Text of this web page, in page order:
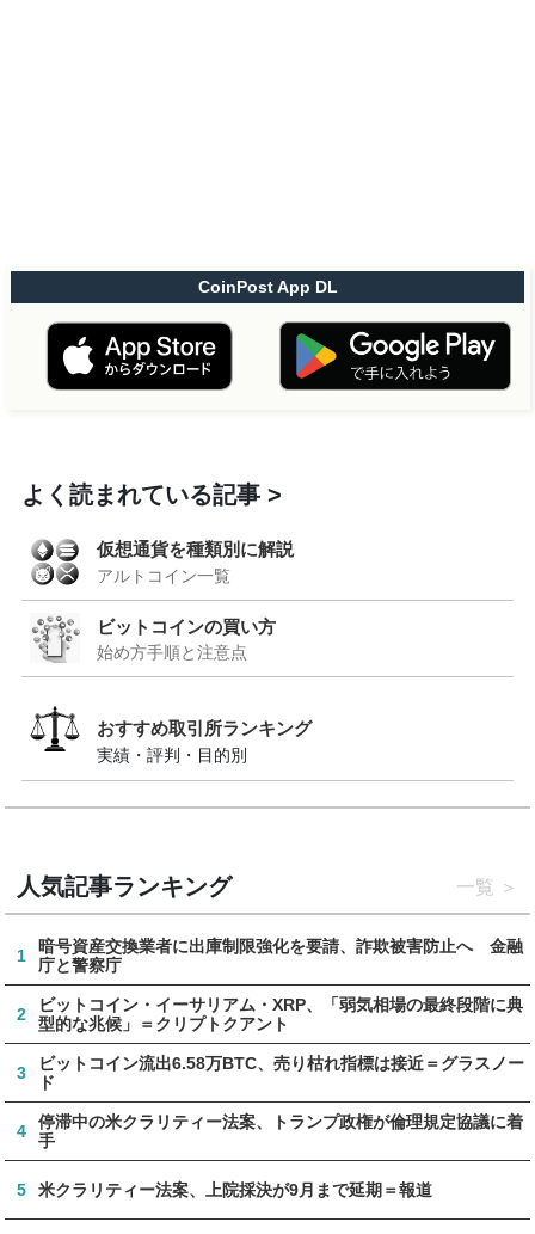
CoinPost App DL
よく読まれている記事
仮想通貨を種類別に解説
アルトコイン一覧
ビットコインの買い方
始め方手順と注意点
おすすめ取引所ランキング
実績・評判・目的別
人気記事ランキング 一覧
1
暗号資産交換業者に出庫制限強化を要請、詐欺被害防止へ 金融
庁と警察庁
2
ビットコイン・イーサリアム・XRP、「弱気相場の最終段階に典
型的な兆候」＝クリプトクアント
3
ビットコイン流出6.58万BTC、売り枯れ指標は接近＝グラスノー
ド
4
停滞中の米クラリティー法案、トランプ政権が倫理規定協議に着
手
5 米クラリティー法案、上院採決が9月まで延期＝報道